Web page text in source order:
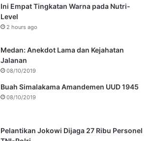
Ini Empat Tingkatan Warna pada Nutri-
Level
2 hours ago
Medan: Anekdot Lama dan Kejahatan
Jalanan
08/10/2019
Buah Simalakama Amandemen UUD 1945
08/10/2019
Pelantikan Jokowi Dijaga 27 Ribu Personel